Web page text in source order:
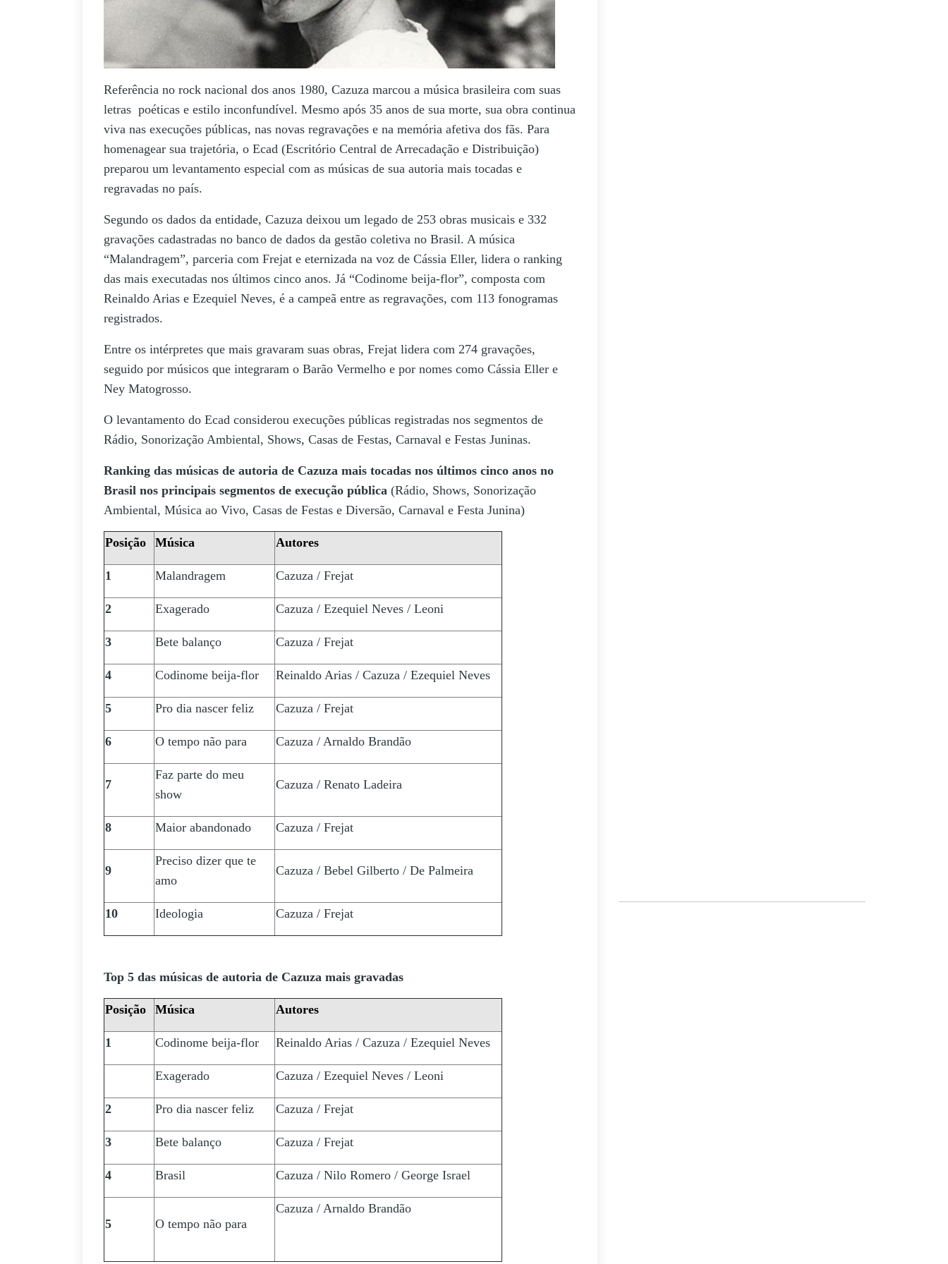
Referência no rock nacional dos anos 1980, Cazuza marcou a música brasileira com suas
letras poéticas e estilo inconfundível. Mesmo após 35 anos de sua morte, sua obra continua
viva nas execuções públicas, nas novas regravações e na memória afetiva dos fãs. Para
homenagear sua trajetória, o Ecad (Escritório Central de Arrecadação e Distribuição)
preparou um levantamento especial com as músicas de sua autoria mais tocadas e
regravadas no país.
Segundo os dados da entidade, Cazuza deixou um legado de 253 obras musicais e 332
gravações cadastradas no banco de dados da gestão coletiva no Brasil. A música
“Malandragem”, parceria com Frejat e eternizada na voz de Cássia Eller, lidera o ranking
das mais executadas nos últimos cinco anos. Já “Codinome beija-flor”, composta com
Reinaldo Arias e Ezequiel Neves, é a campeã entre as regravações, com 113 fonogramas
registrados.
Entre os intérpretes que mais gravaram suas obras, Frejat lidera com 274 gravações,
seguido por músicos que integraram o Barão Vermelho e por nomes como Cássia Eller e
Ney Matogrosso.
O levantamento do Ecad considerou execuções públicas registradas nos segmentos de
Rádio, Sonorização Ambiental, Shows, Casas de Festas, Carnaval e Festas Juninas.
Ranking das músicas de autoria de Cazuza mais tocadas nos últimos cinco anos no
Brasil nos principais segmentos de execução pública (Rádio, Shows, Sonorização
Ambiental, Música ao Vivo, Casas de Festas e Diversão, Carnaval e Festa Junina)
Posição Música Autores
1 Malandragem Cazuza / Frejat
2 Exagerado Cazuza / Ezequiel Neves / Leoni
3 Bete balanço Cazuza / Frejat
4 Codinome beija-flor Reinaldo Arias / Cazuza / Ezequiel Neves
5 Pro dia nascer feliz Cazuza / Frejat
6 O tempo não para Cazuza / Arnaldo Brandão
7
Faz parte do meu
show
Cazuza / Renato Ladeira
8 Maior abandonado Cazuza / Frejat
9
Preciso dizer que te
amo
Cazuza / Bebel Gilberto / De Palmeira
10 Ideologia Cazuza / Frejat
Top 5 das músicas de autoria de Cazuza mais gravadas
Posição Música Autores
1 Codinome beija-flor Reinaldo Arias / Cazuza / Ezequiel Neves
Exagerado Cazuza / Ezequiel Neves / Leoni
2 Pro dia nascer feliz Cazuza / Frejat
3 Bete balanço Cazuza / Frejat
4 Brasil Cazuza / Nilo Romero / George Israel
5 O tempo não para
Cazuza / Arnaldo Brandão